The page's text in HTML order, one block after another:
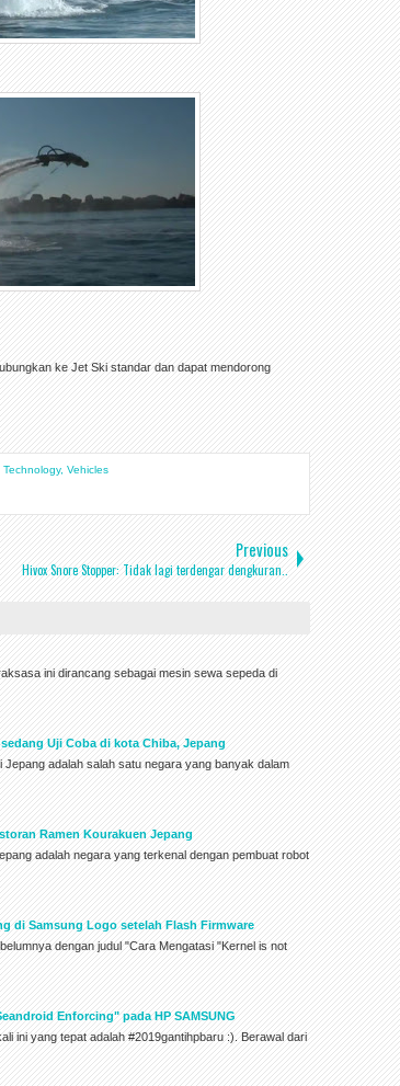
ke Jet Ski standar dan dapat mendorong
Technology, Vehicles
Previous
Hivox Snore Stopper: Tidak lagi terdengar dengkuran..
ini dirancang sebagai mesin sewa sepeda di
Uji Coba di kota Chiba, Jepang
Jepang adalah salah satu negara yang banyak dalam
Ramen Kourakuen Jepang
adalah negara yang terkenal dengan pembuat robot
di Samsung Logo setelah Flash Firmware
dengan judul "Cara Mengatasi "Kernel is not
Enforcing" pada HP SAMSUNG
ini yang tepat adalah #2019gantihpbaru :). Berawal dari